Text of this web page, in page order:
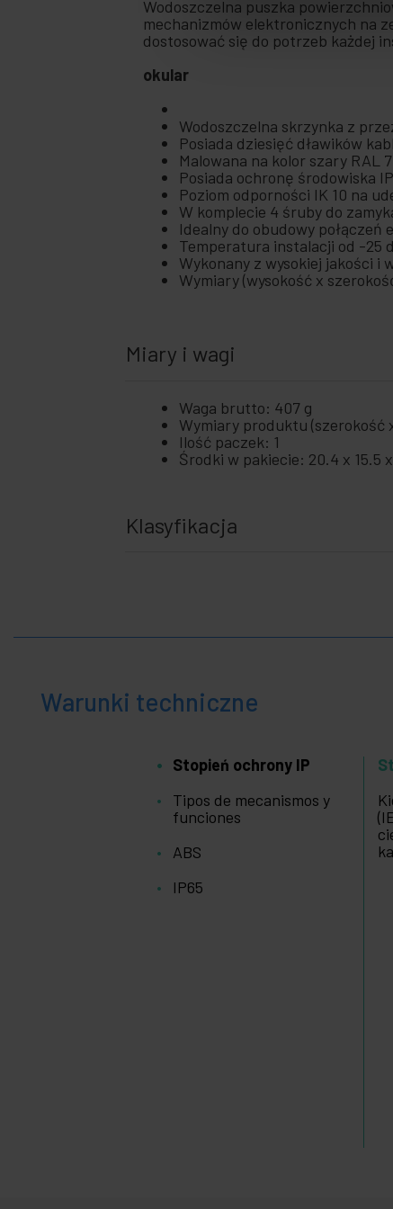
Wodoszczelna puszka
mechanizmów elektronicznych na
dostosować się do potrzeb każdej
okular
Wodoszczelna skrzynka z
Posiada dziesięć dławików
Malowana na kolor szary RAL
Posiada ochronę środowiska
Poziom odporności IK 10 na
W komplecie 4 śruby do
Idealny do obudowy
Temperatura instalacji od -25
Wykonany z wysokiej jakości i
Wymiary (wysokość x
Miary i wagi
Waga brutto: 407 g
Wymiary produktu (szerokość
Ilość paczek: 1
Środki w pakiecie: 20.4 x 15.5
Klasyfikacja
Warunki techniczne
Stopień ochrony IP
Tipos de mecanismos y
funciones
ABS
IP65